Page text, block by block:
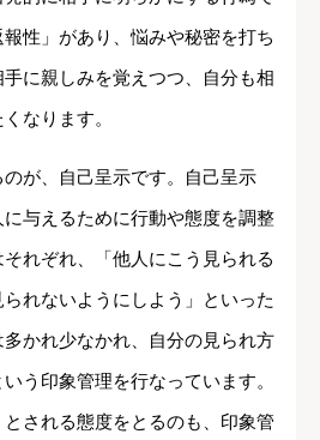
性」があり、悩みや秘密を打ち
に親しみを覚えつつ、自分も相
なります。
が、自己呈示です。自己呈示
与えるために行動や態度を調整
れぞれ、「他人にこう見られる
れないようにしよう」といった
かれ少なかれ、自分の見られ方
う印象管理を行なっています。
とされる態度をとるのも、印象管